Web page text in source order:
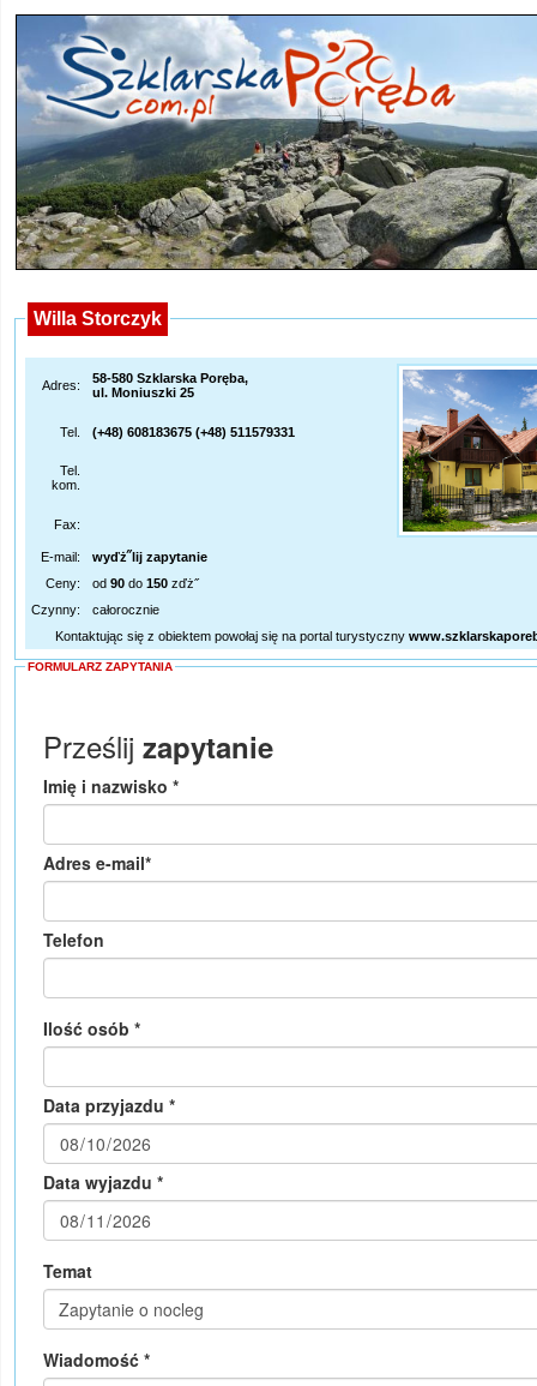
Willa Storczyk
Adres:
58-580 Szklarska Poręba,
ul. Moniuszki 25
Tel. (+48) 608183675 (+48) 511579331
Tel.
kom.
Fax:
E-mail:
wyďż˝lij zapytanie
Ceny:
od 90 do 150 zďż˝
Czynny:
całorocznie
Kontaktując się z obiektem powołaj się na portal turystyczny
FORMULARZ ZAPYTANIA